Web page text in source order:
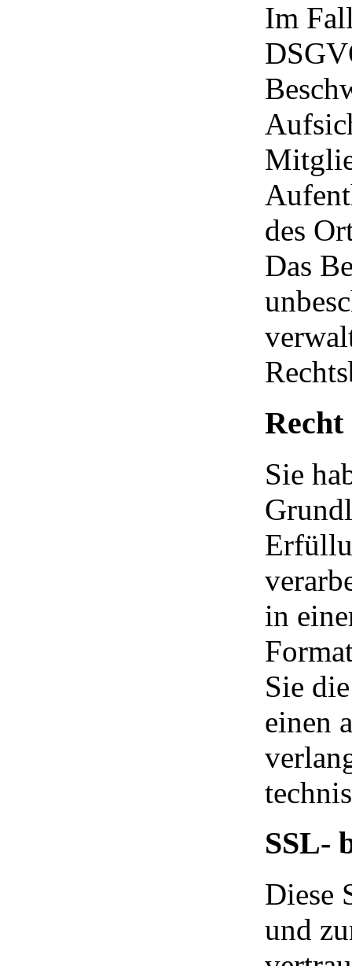
Im
des
Das
Sie
in
Sie
einen
SSL-
Diese
und